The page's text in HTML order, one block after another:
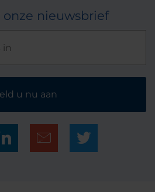
onze nieuwsbrief
u nu aan